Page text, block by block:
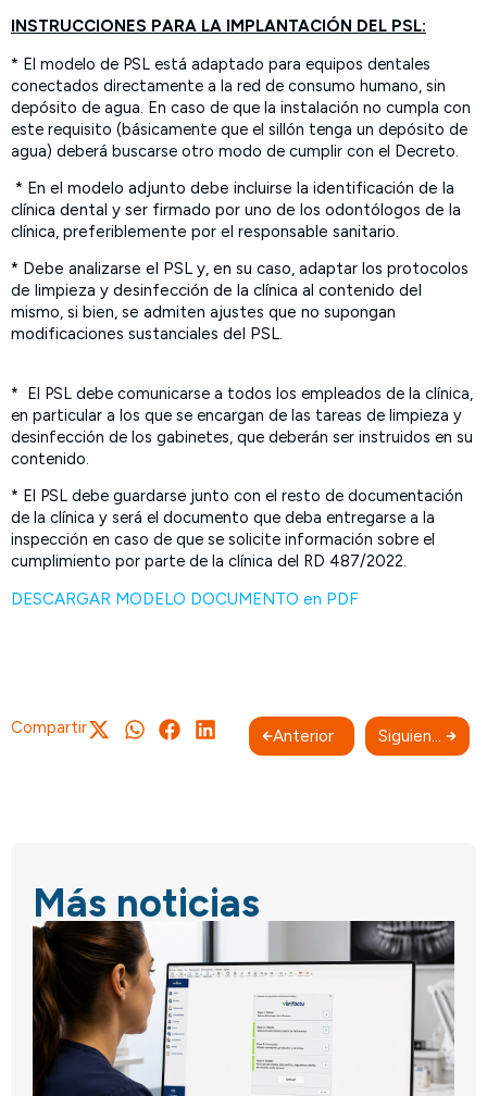
INSTRUCCIONES PARA LA IMPLANTACIÓN DEL PSL:
* El modelo de PSL está adaptado para equipos dentales
conectados directamente a la red de consumo humano, sin
depósito de agua. En caso de que la instalación no cumpla con
este requisito (básicamente que el sillón tenga un depósito de
agua) deberá buscarse otro modo de cumplir con el Decreto.
* En el modelo adjunto debe incluirse la identificación de la
clínica dental y ser firmado por uno de los odontólogos de la
clínica, preferiblemente por el responsable sanitario.
* Debe analizarse el PSL y, en su caso, adaptar los protocolos
de limpieza y desinfección de la clínica al contenido del
mismo, si bien, se admiten ajustes que no supongan
modificaciones sustanciales del PSL.
* El PSL debe comunicarse a todos los empleados de la clínica,
en particular a los que se encargan de las tareas de limpieza y
desinfección de los gabinetes, que deberán ser instruidos en su
contenido.
* El PSL debe guardarse junto con el resto de documentación
de la clínica y será el documento que deba entregarse a la
inspección en caso de que se solicite información sobre el
cumplimiento por parte de la clínica del RD 487/2022.
DESCARGAR MODELO DOCUMENTO en PDF
Compartir Anterior Siguiente
Más noticias